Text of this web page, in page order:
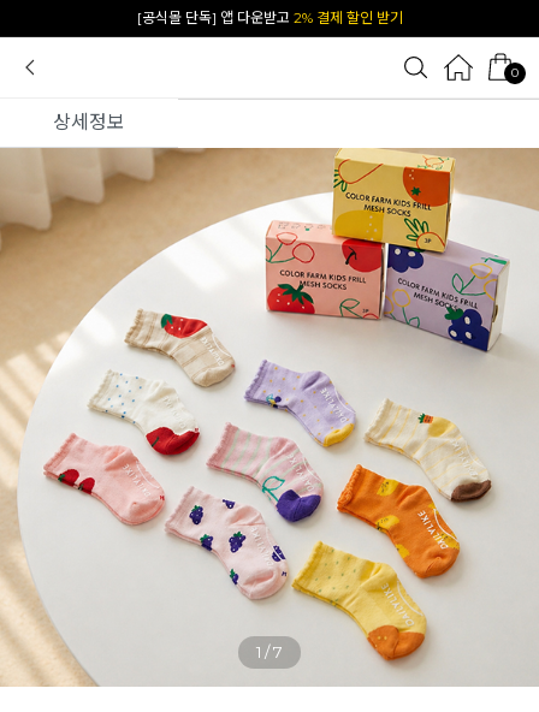
[공식몰 단독] 앱 다운받고 2% 결제 할인 받기
0
상세정보
1 /7